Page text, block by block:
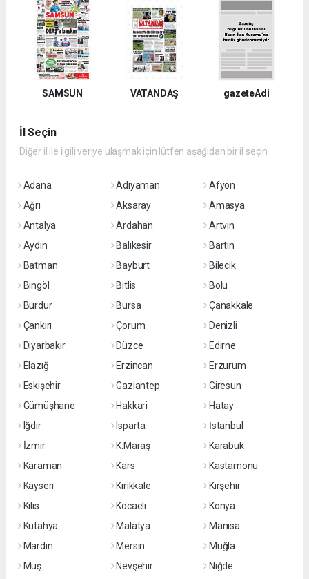
SAMSUN VATANDAŞ gazeteAdi
İl Seçin
Diğer il ile ilgili veriye ulaşmak için lütfen aşağıdan bir il seçin
Adana Adıyaman
Afyon
Ağrı
Aksaray
Amasya
Antalya
Ardahan
Artvin
Aydın
Balıkesir
Bartın
Batman
Bayburt
Bilecik
Bingöl
Bitlis
Bolu
Burdur
Bursa
Çanakkale
Çankırı
Çorum
Denizli
Diyarbakır
Düzce
Edirne
Elazığ
Erzincan
Erzurum
Eskişehir
Gaziantep
Giresun
Gümüşhane
Hakkari
Hatay
Iğdır
Isparta
İstanbul
İzmir
K.Maraş
Karabük
Karaman
Kars
Kastamonu
Kayseri
Kırıkkale
Kırşehir
Kilis
Kocaeli
Konya
Kütahya
Malatya
Manisa
Mardin
Mersin
Muğla
Muş
Nevşehir
Niğde